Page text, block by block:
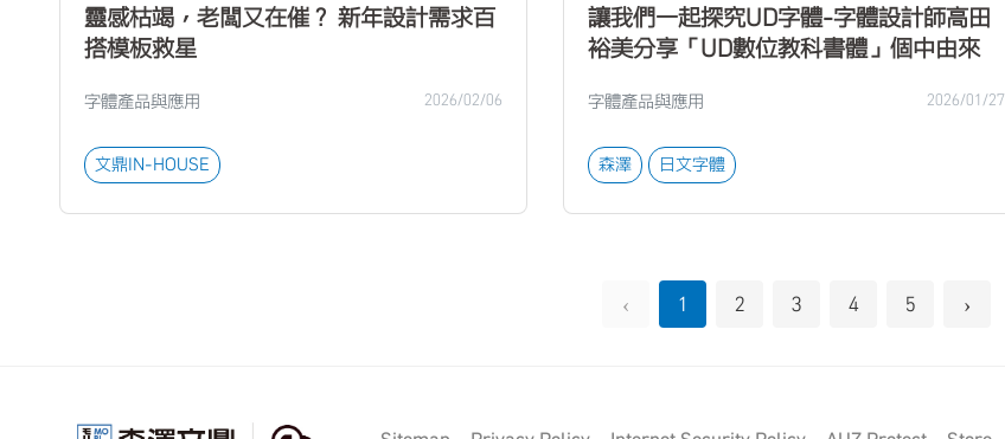
靈感枯竭，老闆又在催？ 新年設計需求百
搭模板救星
字體產品與應用 2026/02/06
文鼎IN-HOUSE
讓我們一起探究UD字體-字體設計師高田
裕美分享「UD數位教科書體」個中由來
字體產品與應用 2026/01/27
森澤 日文字體
‹ 1 2 3 4 5 ›